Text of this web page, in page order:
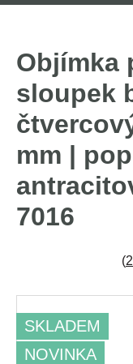
Objímka
sloupek
mm |
7016
(
SKLADEM
NOVINKA